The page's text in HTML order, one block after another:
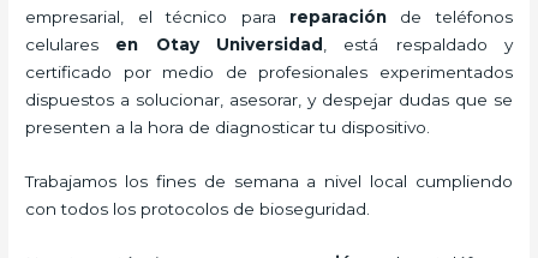
empresarial, el técnico para reparaciónde teléfonos
celulares
en Otay Universidad
, está respaldado y
certificado por medio de profesionales experimentados
dispuestos a solucionar, asesorar, y despejar dudas que se
presenten a la hora de diagnosticar tu dispositivo.
Trabajamos los fines de semana a nivel local cumpliendo
con todos los protocolos de bioseguridad.